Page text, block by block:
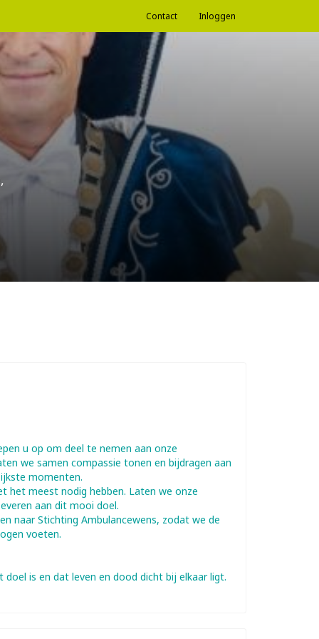
Contact Inloggen
u op om deel te nemen aan onze
we samen compassie tonen en bijdragen aan
momenten.
het meest nodig hebben. Laten we onze
aan dit mooi doel.
naar Stichting Ambulancewens, zodat we de
voeten.
is en dat leven en dood dicht bij elkaar ligt.